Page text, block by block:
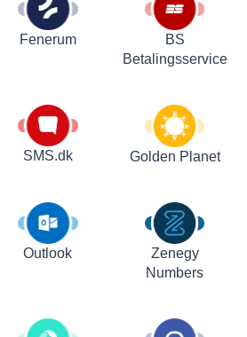
Fenerum
BS
Betalingsservice
SMS.dk Golden Planet
Outlook
Zenegy
Numbers